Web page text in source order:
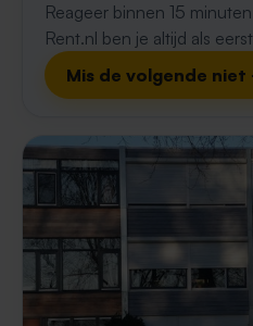
Reageer binnen 15
Rent.nl ben je altijd als
Mis de volgende